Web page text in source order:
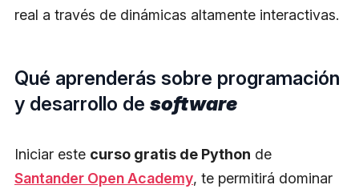
real a través de dinámicas altamente interactivas.
Qué aprenderás sobre programación
y desarrollo de software
Iniciar este curso gratis de Python de
Santander Open Academy, te permitirá dominar